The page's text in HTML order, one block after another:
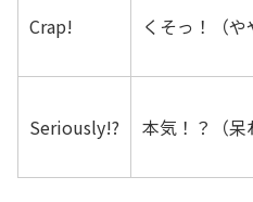
Crap! くそっ！（や
Seriously!? 本気！？（呆